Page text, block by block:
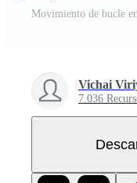
Vichai
7.036